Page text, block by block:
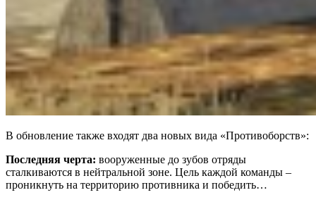
В обновление также входят два новых вида «Противоборств»:
Последняя черта: вооруженные до зубов отряды
сталкиваются в нейтральной зоне. Цель каждой команды –
проникнуть на территорию противника и победить…